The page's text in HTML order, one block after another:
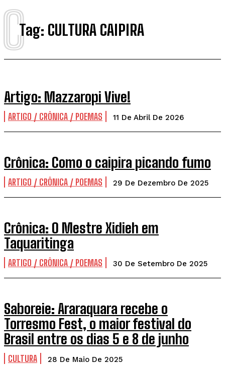
Tag: CULTURA CAIPIRA
C
Artigo: Mazzaropi Vive!
ARTIGO / CRÔNICA / POEMAS 11 De Abril De 2026
Crônica: Como o caipira picando fumo
ARTIGO / CRÔNICA / POEMAS 29 De Dezembro De 2025
Crônica: O Mestre Xidieh em
Taquaritinga
ARTIGO / CRÔNICA / POEMAS 30 De Setembro De 2025
Saboreie: Araraquara recebe o
Torresmo Fest, o maior festival do
Brasil entre os dias 5 e 8 de junho
CULTURA 28 De Maio De 2025